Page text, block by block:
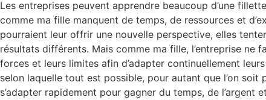
Les entreprises peuvent apprendre beaucoup d’une
comme ma fille manquent de temps, de ressources et
pourraient leur offrir une nouvelle perspective, elles
résultats différents. Mais comme ma fille, l’entreprise ne
forces et leurs limites afin d’adapter continuellement
selon laquelle tout est possible, pour autant que l’on
s’adapter rapidement pour gagner du temps, de